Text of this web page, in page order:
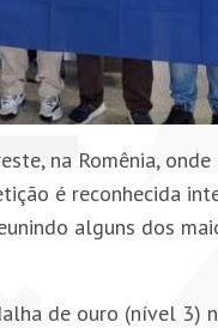
na Romênia,
é reconhecida
alguns dos
de ouro (nível 3)